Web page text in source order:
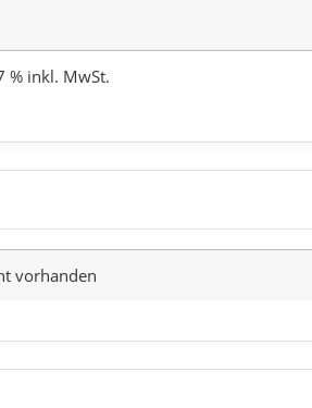
% inkl. MwSt.
vorhanden